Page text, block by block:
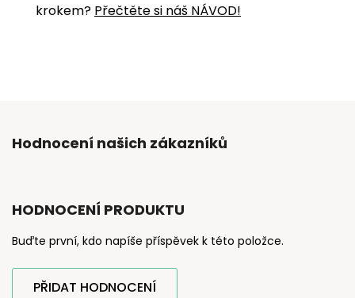
krokem? Přečtěte si náš NÁVOD!
Hodnocení našich zákazníků
HODNOCENÍ PRODUKTU
Buďte první, kdo napíše příspěvek k této položce.
PŘIDAT HODNOCENÍ